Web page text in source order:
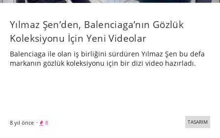
Yılmaz Şen’den, Balenciaga’nın Gözlük
Koleksiyonu İçin Yeni Videolar
Balenciaga ile olan iş birliğini sürdüren Yılmaz Şen bu defa
markanın gözlük koleksiyonu için bir dizi video hazırladı.
8 yıl önce · 8 TASARIM